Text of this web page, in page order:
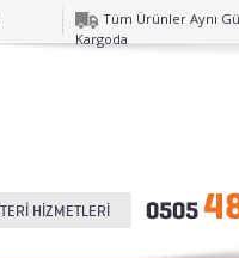
Tüm Ürünler Aynı
Kargoda